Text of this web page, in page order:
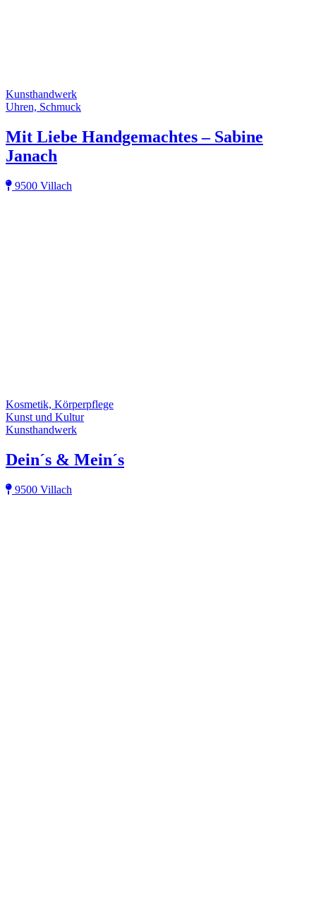
Kunsthandwerk
Uhren, Schmuck
Mit Liebe Handgemachtes – Sabine
Janach
9500 Villach
Kosmetik, Körperpflege
Kunst und Kultur
Kunsthandwerk
Dein´s & Mein´s
9500 Villach